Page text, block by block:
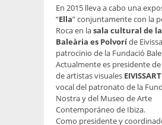
En 2015 lleva a cabo una
“Ella” conjuntamente con la
Roca en lasala cultural de
Baleària es Polvoríde
patrocinio de la Fundació
Actualmente es presidente de
de artistas visuales
vocal del patronato de la
Nostra y del Museo de Arte
Contemporáneo de Ibiza.
Como presidente y